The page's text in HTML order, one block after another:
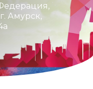
Амурск,